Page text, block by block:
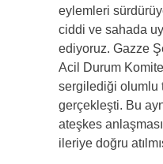
eylemleri
ciddi ve sahada
ediyoruz. Gazze
Acil Durum
sergilediği olumlu
gerçekleşti. Bu
ateşkes
ileriye doğru